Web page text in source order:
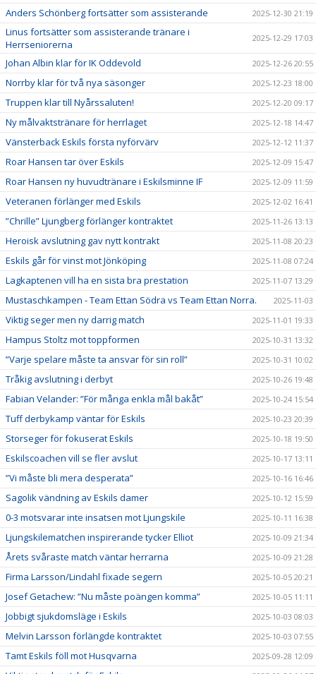
Anders Schönberg fortsätter som assisterande 2025-12-30 21:19
Linus fortsätter som assisterande tränare i
Herrseniorerna
2025-12-29 17:03
Johan Albin klar för IK Oddevold 2025-12-26 20:55
Norrby klar för två nya säsonger 2025-12-23 18:00
Truppen klar till Nyårssaluten! 2025-12-20 09:17
Ny målvaktstränare för herrlaget 2025-12-18 14:47
Vänsterback Eskils första nyförvärv 2025-12-12 11:37
Roar Hansen tar över Eskils 2025-12-09 15:47
Roar Hansen ny huvudtränare i Eskilsminne IF 2025-12-09 11:59
Veteranen förlänger med Eskils 2025-12-02 16:41
”Chrille” Ljungberg förlänger kontraktet 2025-11-26 13:13
Heroisk avslutning gav nytt kontrakt 2025-11-08 20:23
Eskils går för vinst mot Jönköping 2025-11-08 07:24
Lagkaptenen vill ha en sista bra prestation 2025-11-07 13:29
Mustaschkampen - Team Ettan Södra vs Team Ettan Norra. 2025-11-03
Viktig seger men ny darrig match 2025-11-01 19:33
Hampus Stoltz mot toppformen 2025-10-31 13:32
”Varje spelare måste ta ansvar för sin roll” 2025-10-31 10:02
Tråkig avslutning i derbyt 2025-10-26 19:48
Fabian Velander: ”För många enkla mål bakåt” 2025-10-24 15:54
Tuff derbykamp väntar för Eskils 2025-10-23 20:39
Storseger för fokuserat Eskils 2025-10-18 19:50
Eskilscoachen vill se fler avslut 2025-10-17 13:11
”Vi måste bli mera desperata” 2025-10-16 16:46
Sagolik vändning av Eskils damer 2025-10-12 15:59
0-3 motsvarar inte insatsen mot Ljungskile 2025-10-11 16:38
Ljungskilematchen inspirerande tycker Elliot 2025-10-09 21:34
Årets svåraste match väntar herrarna 2025-10-09 21:28
Firma Larsson/Lindahl fixade segern 2025-10-05 20:21
Josef Getachew: ”Nu måste poängen komma” 2025-10-05 11:11
Jobbigt sjukdomsläge i Eskils 2025-10-03 08:03
Melvin Larsson förlängde kontraktet 2025-10-03 07:55
Tamt Eskils föll mot Husqvarna 2025-09-28 12:09